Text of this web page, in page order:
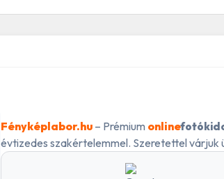
Fényképlabor.hu– Prémium online
évtizedes szakértelemmel. Szeretettel várjuk